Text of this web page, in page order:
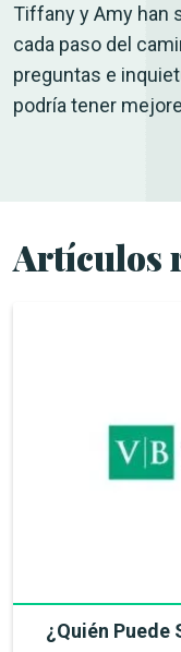
Tiffany y Amy han
cada paso del
preguntas e
podría tener
Artículos
¿Quién Puede